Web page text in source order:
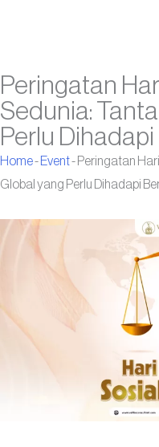
Peringatan
Sedunia:
Perlu
Home- Event- Peringatan
Global yang Perlu Dihadapi